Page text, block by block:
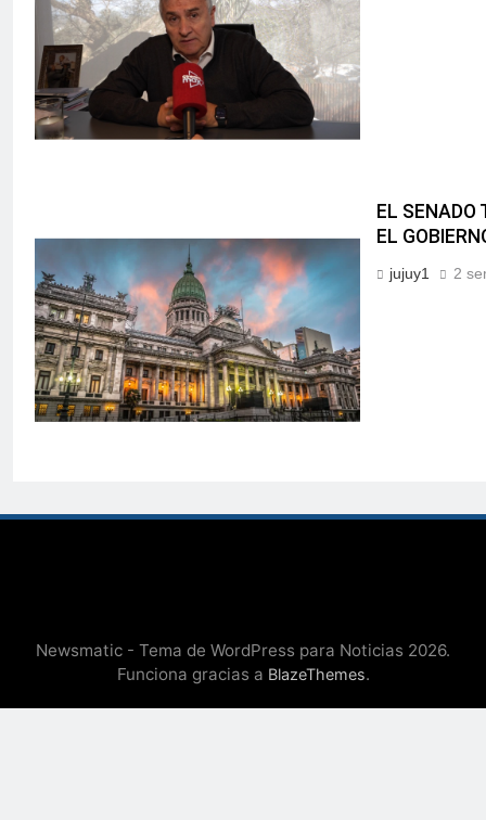
EL SENADO
EL
jujuy1 2
Newsmatic - Tema de WordPress para Noticias 2026.
Funciona gracias a BlazeThemes.